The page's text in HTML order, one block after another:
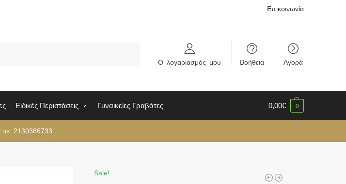
Επικοινωνία
Ο λογαριασμός μου Βοήθεια Αγορά
Ειδικές Περιστάσεις Γυναικείες Γραβάτες 0,00€ 0
us: 2130386733
Sale!